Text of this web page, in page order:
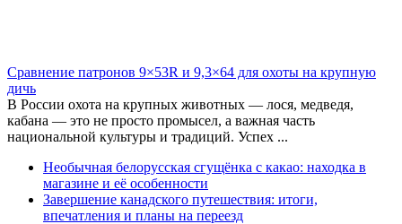
Сравнение патронов 9×53R и 9,3×64 для охоты на крупную
дичь
В России охота на крупных животных — лося, медведя,
кабана — это не просто промысел, а важная часть
национальной культуры и традиций. Успех ...
Необычная белорусская сгущёнка с какао: находка в
магазине и её особенности
Завершение канадского путешествия: итоги,
впечатления и планы на переезд